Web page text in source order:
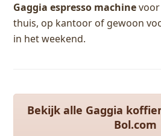
Gaggia espresso machine
thuis, op kantoor of gewoon
in het weekend.
Bekijk alle Gaggia
Bol.com